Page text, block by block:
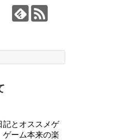
記とオススメゲ
ゲーム本来の楽